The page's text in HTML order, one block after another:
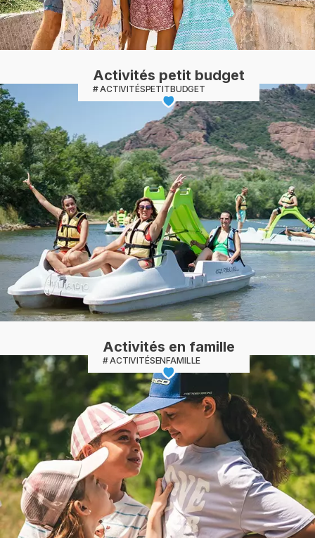
Activités petit budget
ACTIVITÉSPETITBUDGET
Activités en famille
ACTIVITÉSENFAMILLE